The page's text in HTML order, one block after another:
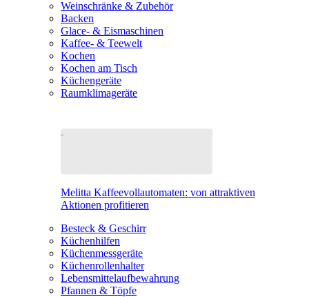
Weinschränke & Zubehör
Backen
Glace- & Eismaschinen
Kaffee- & Teewelt
Kochen
Kochen am Tisch
Küchengeräte
Raumklimageräte
Melitta Kaffeevollautomaten: von attraktiven
Aktionen profitieren
Besteck & Geschirr
Küchenhilfen
Küchenmessgeräte
Küchenrollenhalter
Lebensmittelaufbewahrung
Pfannen & Töpfe